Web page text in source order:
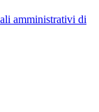
amministrativi di